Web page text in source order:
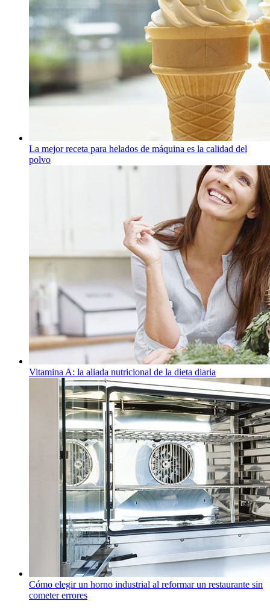
La mejor receta para helados de máquina es la calidad del
polvo
Vitamina A: la aliada nutricional de la dieta diaria
Cómo elegir un horno industrial al reformar un restaurante sin
cometer errores